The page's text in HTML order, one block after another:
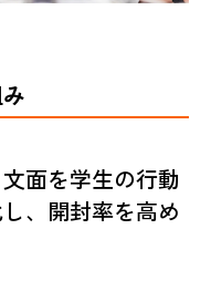
面を学生の行動
、開封率を高め